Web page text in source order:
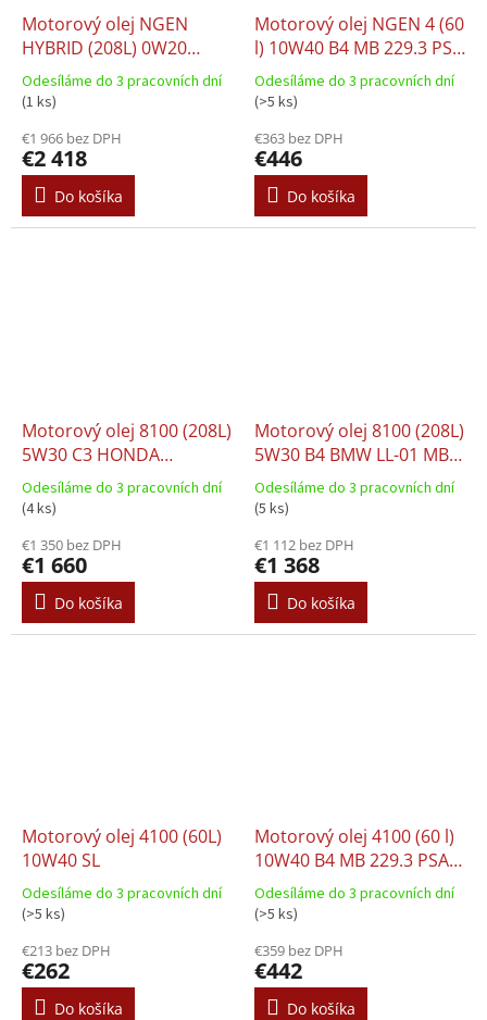
Motorový olej NGEN
HYBRID (208L) 0W20
(hybridní vozidla) GF-6A
SP HONDA KIA NISSAN
Odesíláme do 3 pracovních dní
(1 ks)
€1 966 bez DPH
€2 418
Do košíka
Motorový olej NGEN 4 (60
l) 10W40 B4 MB 229.3 PSA
B71 2300 RENAULT RN
0700 RENAULT RN 0710
505.00
Odesíláme do 3 pracovních dní
(>5 ks)
€363 bez DPH
€446
Do košíka
Motorový olej 8100 (208L)
5W30 C3 HONDA
HYUNDAI KIA MB 229.52
MITSUBISHI NISSAN PSA
SUBARU SUZUKI TOYOTA
Odesíláme do 3 pracovních dní
(4 ks)
€1 350 bez DPH
€1 660
Do košíka
Motorový olej 8100 (208L)
5W30 B4 BMW LL-01 MB
226.5 MB 229.5 RENAULT
RN 0700 RENAULT RN
505.00
Odesíláme do 3 pracovních dní
(5 ks)
€1 112 bez DPH
€1 368
Do košíka
Motorový olej 4100 (60L)
10W40 SL
Odesíláme do 3 pracovních dní
(>5 ks)
€213 bez DPH
€262
Do košíka
Motorový olej 4100 (60 l)
10W40 B4 MB 229.3 PSA
B71 2300 RENAULT RN
0700 RENAULT RN 0710
Odesíláme do 3 pracovních dní
(>5 ks)
€359 bez DPH
€442
Do košíka